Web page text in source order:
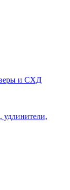
и СХД
удлинители,